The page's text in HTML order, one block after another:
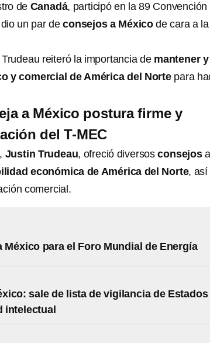
de Canadá, participó en la 89 Convención
un par deconsejos a México de cara a la
reiteró la importancia de mantener y
y comercial de América del Nortepara
a México postura firme y
del T-MEC
Justin Trudeau, ofreció diversosconsejos
económica de América del Norte, así
comercial.
para el Foro Mundial de Energía
sale de lista de vigilancia de Estados
intelectual